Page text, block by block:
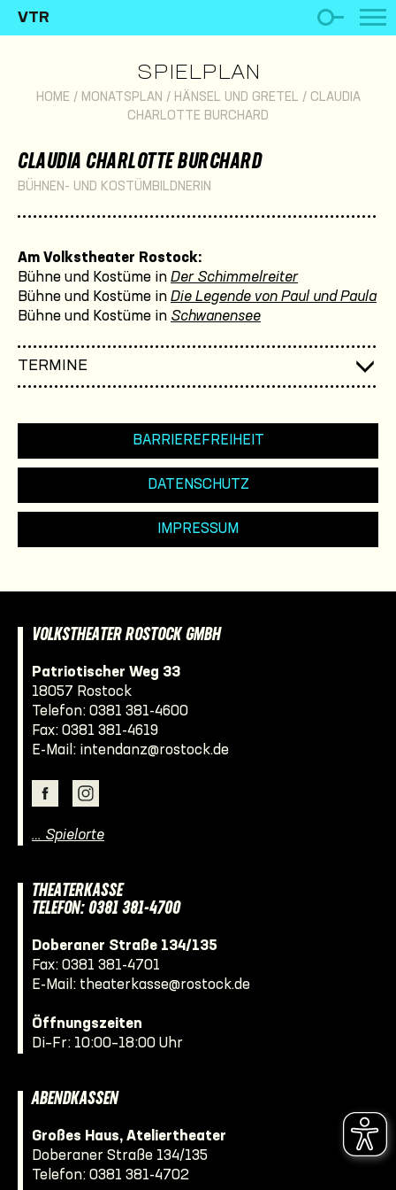
VTR
SPIELPLAN
HOME / MONATSPLAN / HÄNSEL UND GRETEL / CLAUDIA
CHARLOTTE BURCHARD
CLAUDIA CHARLOTTE BURCHARD
BÜHNEN- UND KOSTÜMBILDNERIN
Am Volkstheater Rostock:
Bühne und Kostüme in Der Schimmelreiter
Bühne und Kostüme in Die Legende von Paul und Paula
Bühne und Kostüme in Schwanensee
TERMINE
BARRIEREFREIHEIT
DATENSCHUTZ
IMPRESSUM
VOLKSTHEATER ROSTOCK GMBH
Patriotischer Weg 33
18057 Rostock
Telefon: 0381 381-4600
Fax: 0381 381-4619
E-Mail: intendanz@rostock.de
… Spielorte
THEATERKASSE
TELEFON: 0381 381-4700
Doberaner Straße 134/135
Fax: 0381 381-4701
E-Mail: theaterkasse@rostock.de
Öffnungszeiten
Di–Fr: 10:00–18:00 Uhr
ABENDKASSEN
Großes Haus, Ateliertheater
Doberaner Straße 134/135
Telefon: 0381 381-4702